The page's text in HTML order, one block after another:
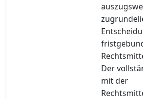
Der
mit der